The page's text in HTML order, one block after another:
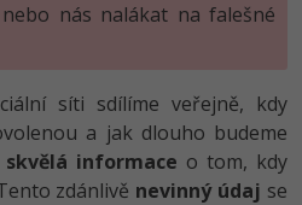
nás nalákat na falešné
síti sdílíme veřejně, kdy
a jak dlouho budeme
informace o tom, kdy
zdánlivě nevinný údaj se